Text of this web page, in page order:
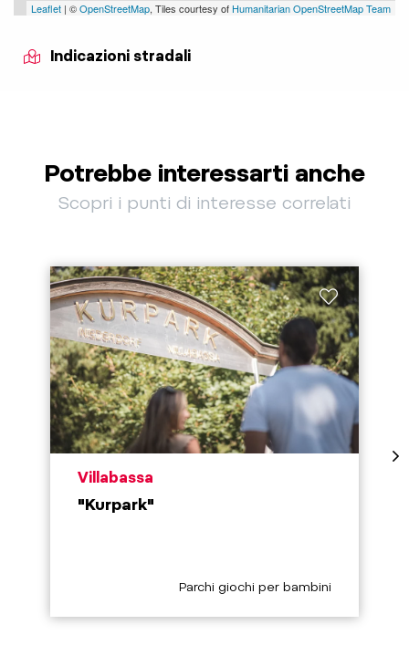
Leaflet | ©OpenStreetMap, Tiles courtesy of Humanitarian OpenStreetMap Team
Indicazioni stradali
Potrebbe interessarti anche
Scopri i punti di interesse correlati
aria.poi_location_prefix
Villabassa
"Kurpark"
aria.poi_category_prefix
Parchi giochi per bambini